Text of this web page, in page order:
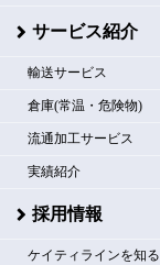
サービス紹介
輸送サービス
倉庫(常温・危険物)
流通加工サービス
実績紹介
採用情報
ケイティラインを知る